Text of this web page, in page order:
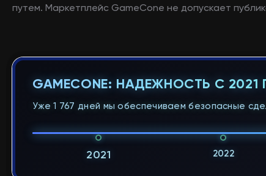
путем. Маркетплейс GameCone не допускает
GAMECONE: НАДЕЖНОСТЬ С 2021
Уже 1 767 дней мы обеспечиваем безопасные
2021 2022